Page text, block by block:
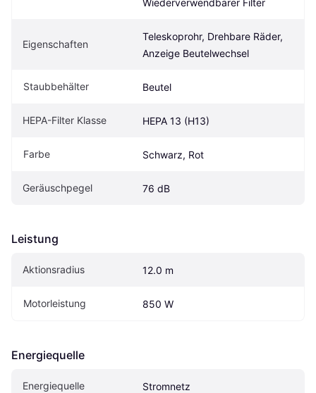
Eigenschaften
Teleskoprohr, Drehbare Räder,
Anzeige Beutelwechsel
Staubbehälter Beutel
HEPA-Filter Klasse HEPA 13 (H13)
Farbe Schwarz, Rot
Geräuschpegel 76 dB
Leistung
Aktionsradius 12.0 m
Motorleistung 850 W
Energiequelle
Energiequelle Stromnetz